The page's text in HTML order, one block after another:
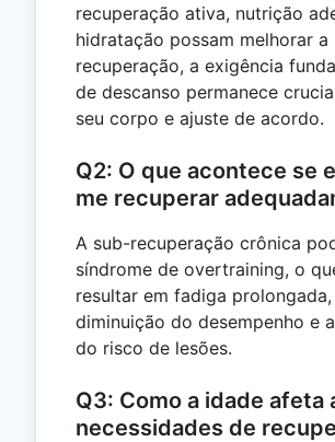
recuperação ativa, nutrição
hidratação possam melhorar a
recuperação, a exigência
de descanso permanece
seu corpo e ajuste de acordo.
Q2: O que acontece se
me recuperar
A sub-recuperação crônica
síndrome de overtraining, o
resultar em fadiga prolongada,
diminuição do desempenho e
do risco de lesões.
Q3: Como a idade afeta
necessidades de